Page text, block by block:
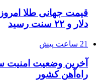
دلار و ۲۲ سنت رسید
21 ساعت پیش
آخرین وضعیت امنیت
راه‌آهن کشور